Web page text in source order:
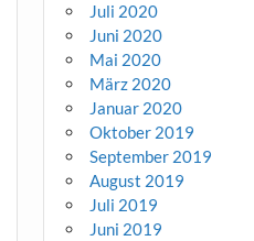
Juli 2020
Juni 2020
Mai 2020
März 2020
Januar 2020
Oktober 2019
September 2019
August 2019
Juli 2019
Juni 2019